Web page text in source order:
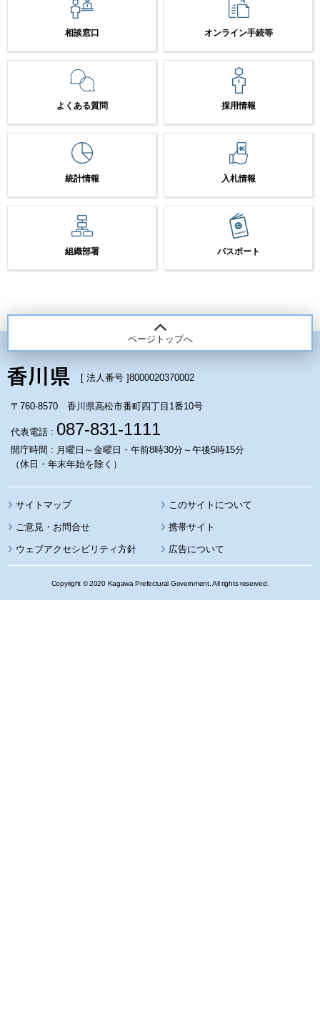
相談窓口 オンライン手続等
よくある質問 採用情報
統計情報 入札情報
組織部署 パスポート
ページトップへ
[ 法人番号 ]8000020370002
〒760-8570 香川県高松市番町四丁目1番10号
代表電話 : 087-831-1111
開庁時間 : 月曜日～金曜日・午前8時30分～午後5時15分
（休日・年末年始を除く）
サイトマップ このサイトについて
携帯サイト
ウェブアクセシビリティ方針 広告について
Copyright © 2020 Kagawa Prefectural Government. All rights reserved.